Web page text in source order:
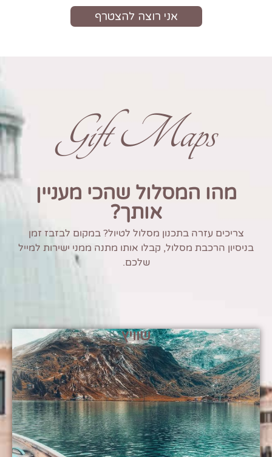
Gift Maps
מהו המסלול שהכי מעניין
אותך?
צריכים עזרה בתכנון מסלול לטיול? במקום לבזבז זמן
בניסיון הרכבת מסלול, קבלו אותו מתנה ממני ישירות למייל
שלכם.
שוויץ